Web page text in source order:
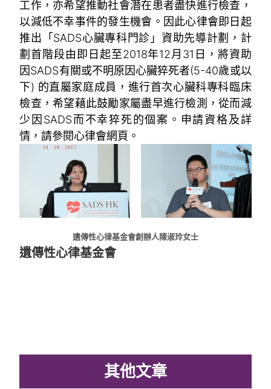
工作，亦希望推動社會潛在患者盡快進行檢查，
以減低不幸事件的發生機會。因此心律會即日起
推出「SADS心臟專科門診」資助先導計劃，計
劃首階段由即日起至2018年12月31日，將資助
因SADS有關或不明原因心臟猝死者(5-40歲或以
下) 的直屬家庭成員，進行首次心臟科專科臨床
檢查，希望藉此鼓勵家屬盡早進行檢測，從而減
少因SADS而不幸猝死的個案。申請資格及詳
情，請參閱心律會網頁。
遺傳性心律基金會創辦人陳淑玲女士
遺傳性心律基金會
其他文章